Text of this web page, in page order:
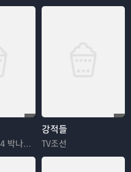
전현무 기안84 박나래 한혜진 이시언
강적들
TV조선